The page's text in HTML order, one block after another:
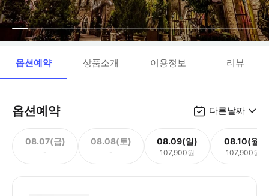
옵션예약 상품소개 이용정보 리뷰
옵션예약 다른날짜
08.07(금)
-
08.08(토)
-
08.09(일)
107,900원
08.10(월)
107,900원